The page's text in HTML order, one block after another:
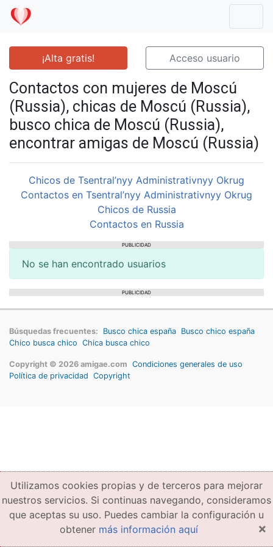
¡Alta gratis! Acceso usuario
Contactos con mujeres de Moscú
(Russia), chicas de Moscú (Russia),
busco chica de Moscú (Russia),
encontrar amigas de Moscú (Russia)
Chicos de Tsentral’nyy Administrativnyy Okrug
Contactos en Tsentral’nyy Administrativnyy Okrug
Chicos de Russia
Contactos en Russia
PUBLICIDAD
No se han encontrado usuarios
PUBLICIDAD
Búsquedas frecuentes: Busco chica españa Busco chico españa
Chico busca chico Chica busca chico
Copyright © 2026 amigae.com Condiciones generales de uso
Política de privacidad Copyright
Utilizamos cookies propias y de terceros para mejorar
nuestros servicios. Si continuas navegando, consideramos
que aceptas su uso. Puedes cambiar la configuración u
obtener más información aquí ×